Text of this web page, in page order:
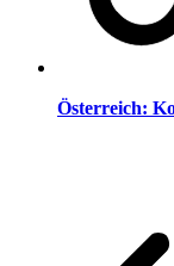
Österreich: